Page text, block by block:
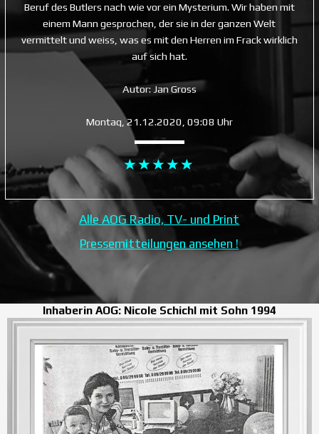
Beruf des Butlers nach wie vor ein Mysterium. Wir haben mit
einem Mann gesprochen, der sie in der ganzen Welt
vermittelt und weiss, was es mit den Herren im Frack wirklich
auf sich hat.
Autor: Jan Gross
Montag, 21.12.2020, 09:08 Uhr
Alle AOG Radio, TV- und Print
Pressemitteilungen ansehen !
Inhaberin AOG: Nicole Schichl mit Sohn 1994